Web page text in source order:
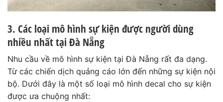
3. Các loại mô hình sự kiện được người dùng
nhiều nhất tại Đà Nẵng
Nhu cầu về mô hình sự kiện tại Đà Nẵng rất đa dạng.
Từ các chiến dịch quảng cáo lớn đến những sự kiện nội
bộ. Dưới đây là một số loại mô hình decal cho sự kiện
được ưa chuộng nhất: